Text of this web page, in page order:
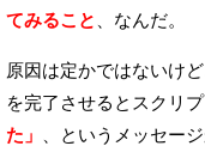
てみること
、なんだ。
原因は定かではないけ
を完了させると スクリ
た」
、というメッセージ